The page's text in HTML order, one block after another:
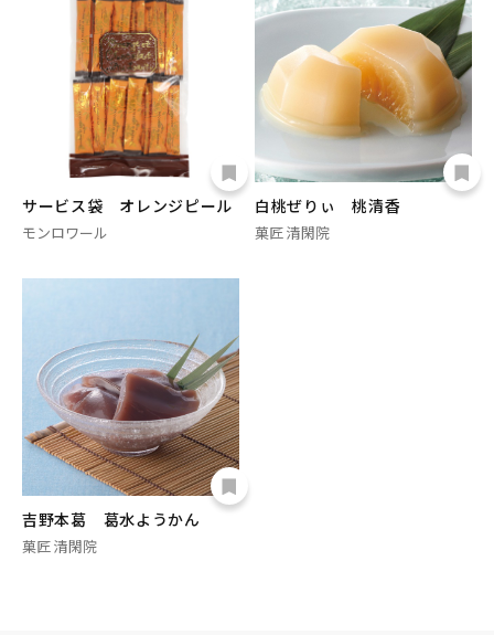
サービス袋 オレンジピール
モンロワール
白桃ぜりぃ 桃清香
菓匠 清閑院
吉野本葛 葛水ようかん
菓匠 清閑院